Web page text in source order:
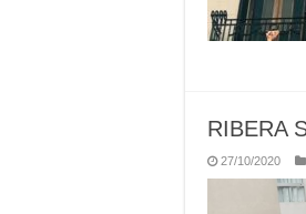
RIBERA
27/10/2020